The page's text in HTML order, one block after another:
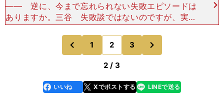
―― 逆に、今まで忘れられない失敗エピソードは
ありますか。三谷 失敗談ではないのですが、実況
する際の語彙が少ないことに対して反省することは
あります。実況をつける時によく「チャンスにな
る」と言ったり、
前
のページへ
1 2 3
2 / 3
faceboo
k
いいね Xでポストする
line LINEで送る